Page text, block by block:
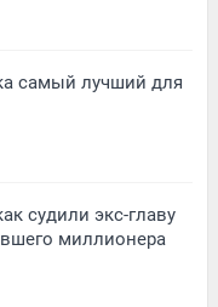
самый лучший для
судили экс-главу
миллионера